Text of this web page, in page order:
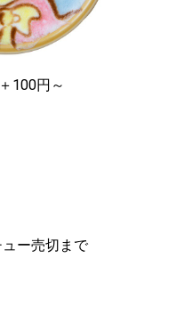
100円～
ー売切まで